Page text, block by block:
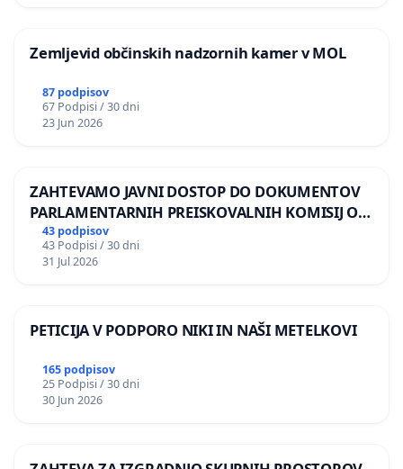
Zemljevid občinskih nadzornih kamer v MOL
87 podpisov
67 Podpisi / 30 dni
23 Jun 2026
ZAHTEVAMO JAVNI DOSTOP DO DOKUMENTOV
PARLAMENTARNIH PREISKOVALNIH KOMISIJ O
ILEGALNI TRGOVINI Z OROŽJEM
43 podpisov
43 Podpisi / 30 dni
31 Jul 2026
PETICIJA V PODPORO NIKI IN NAŠI METELKOVI
165 podpisov
25 Podpisi / 30 dni
30 Jun 2026